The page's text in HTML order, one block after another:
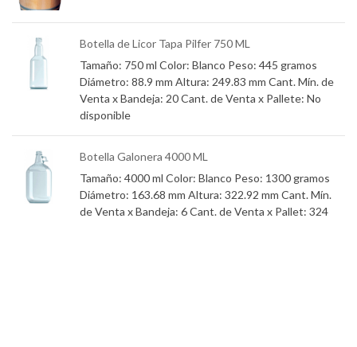
Botella de Licor Tapa Pilfer 750 ML
Tamaño: 750 ml Color: Blanco Peso: 445 gramos
Diámetro: 88.9 mm Altura: 249.83 mm Cant. Mín. de
Venta x Bandeja: 20 Cant. de Venta x Pallete: No
disponible
Botella Galonera 4000 ML
Tamaño: 4000 ml Color: Blanco Peso: 1300 gramos
Diámetro: 163.68 mm Altura: 322.92 mm Cant. Mín.
de Venta x Bandeja: 6 Cant. de Venta x Pallet: 324